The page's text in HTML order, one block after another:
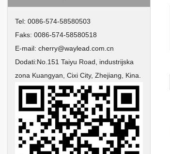
Tel: 0086-574-58580503
Faks: 0086-574-58580518
E-mail: cherry@waylead.com.cn
Dodati:No.151 Taiyu Road, industrijska
zona Kuangyan, Cixi City, Zhejiang, Kina.